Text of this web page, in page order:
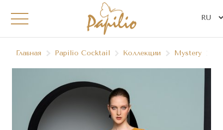
Главная Papilio Сocktail Коллекции Mystery